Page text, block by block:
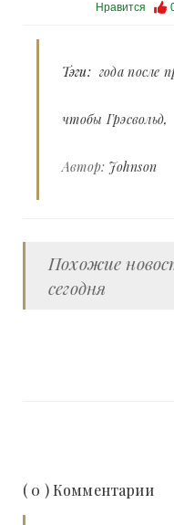
Нравится
Тэги: года после
чтобы Грэсвольд
Автор: Johnson
Похожие
сегодня
( 0 ) Комментарии